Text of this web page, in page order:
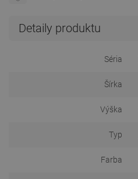
Detaily produktu
Séria
Šírka
Výška
Typ
Farba